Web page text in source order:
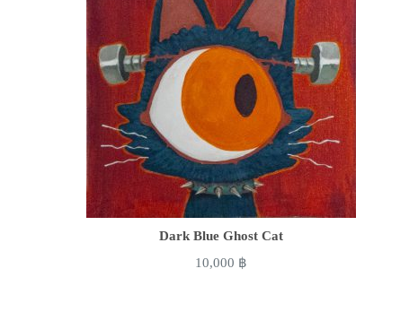
Dark Blue Ghost Cat
10,000 ฿